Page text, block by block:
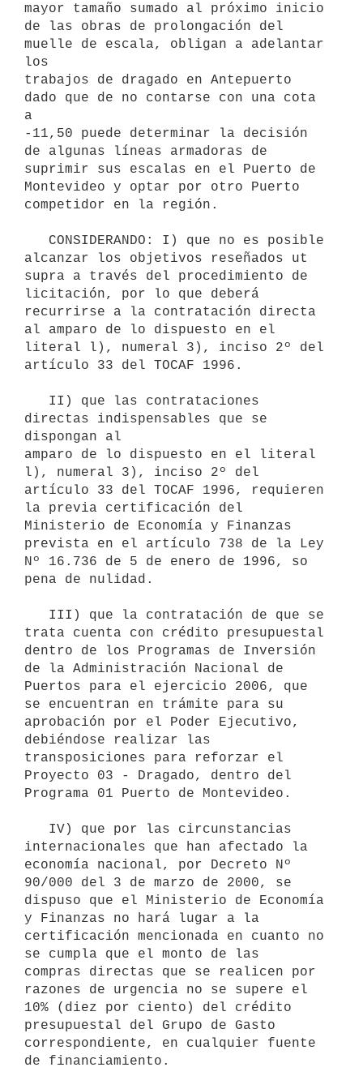
mayor tamaño sumado al próximo inicio
de las obras de prolongación del
muelle de escala, obligan a adelantar
los
trabajos de dragado en Antepuerto
dado que de no contarse con una cota
a
-11,50 puede determinar la decisión
de algunas líneas armadoras de
suprimir sus escalas en el Puerto de
Montevideo y optar por otro Puerto
competidor en la región.
alcanzar los objetivos reseñados ut
supra a través del procedimiento de
licitación, por lo que deberá
recurrirse a la contratación directa
al amparo de lo dispuesto en el
literal l), numeral 3), inciso 2º del
artículo 33 del TOCAF 1996.
directas indispensables que se
dispongan al
amparo de lo dispuesto en el literal
l), numeral 3), inciso 2º del
artículo 33 del TOCAF 1996, requieren
la previa certificación del
Ministerio de Economía y Finanzas
prevista en el artículo 738 de la Ley
Nº 16.736 de 5 de enero de 1996, so
pena de nulidad.
trata cuenta con crédito presupuestal
dentro de los Programas de Inversión
de la Administración Nacional de
Puertos para el ejercicio 2006, que
se encuentran en trámite para su
aprobación por el Poder Ejecutivo,
debiéndose realizar las
transposiciones para reforzar el
Proyecto 03 - Dragado, dentro del
Programa 01 Puerto de Montevideo.
internacionales que han afectado la
economía nacional, por Decreto Nº
90/000 del 3 de marzo de 2000, se
dispuso que el Ministerio de Economía
y Finanzas no hará lugar a la
certificación mencionada en cuanto no
se cumpla que el monto de las
compras directas que se realicen por
razones de urgencia no se supere el
10% (diez por ciento) del crédito
presupuestal del Grupo de Gasto
correspondiente, en cualquier fuente
de financiamiento.